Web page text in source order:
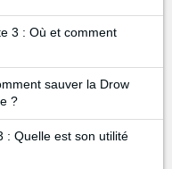
3 : Où et comment
sauver la Drow
?
: Quelle est son utilité